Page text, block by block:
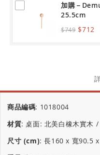
加購－
25.5cm
$749 $712
商品編碼: 1018004
材質:桌面: 北美白橡木實木
尺寸 (cm):長160 x 寬90.5